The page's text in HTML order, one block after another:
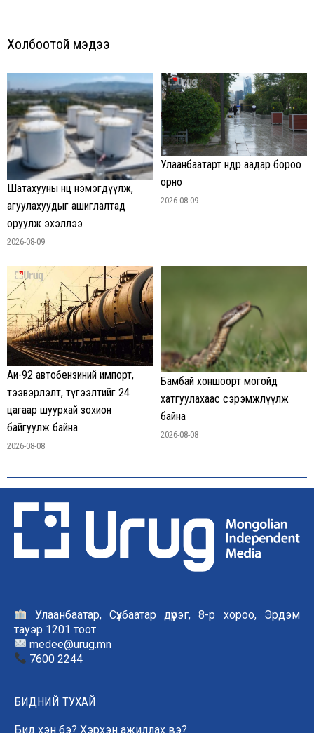
Холбоотой мэдээ
Шатахууны нөөц нэмэгдүүлж,
агуулахуудыг ашиглалтад
оруулж эхэллээ
2026-08-09
Улаанбаатарт өнөөдөр аадар бороо
орно
2026-08-09
Аи-92 автобензиний импорт,
тээвэрлэлт, түгээлтийг 24
цагаар шуурхай зохион
байгуулж байна
2026-08-08
Бамбай хоншоорт могойд
хатгуулахаас сэрэмжлүүлж
байна
2026-08-08
Улаанбаатар, Сүхбаатар дүүрэг, 8-р хороо, Эрдэм
тауэр 1201 тоот
medee@urug.mn
7600 2244
БИДНИЙ ТУХАЙ
Бид хэн бэ? Хэрхэн ажиллах вэ?